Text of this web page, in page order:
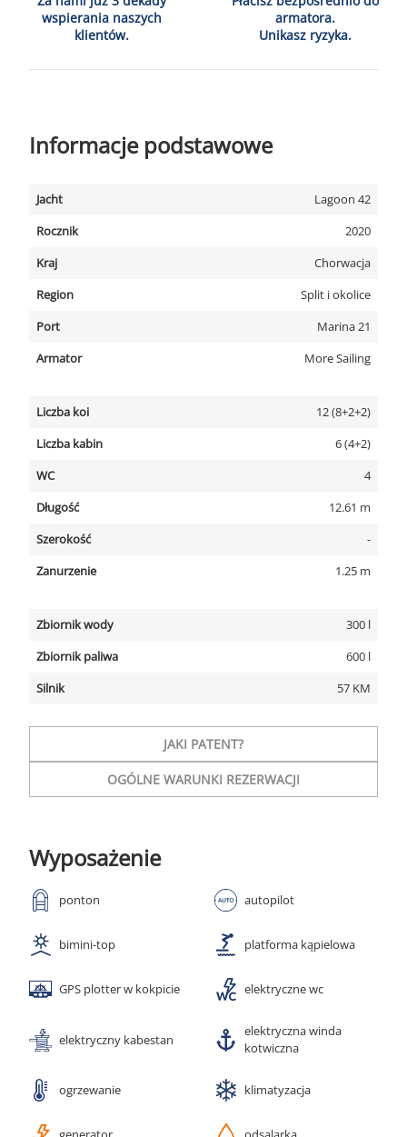
wspierania naszych
klientów.
armatora.
Unikasz ryzyka.
Informacje podstawowe
Jacht
Lagoon 42
Rocznik
2020
Kraj
Chorwacja
Region
Split i okolice
Port
Marina 21
Armator
More Sailing
Liczba koi
12 (8+2+2)
Liczba kabin
6 (4+2)
WC
4
Długość
12.61 m
Szerokość
-
Zanurzenie
1.25 m
Zbiornik wody
300 l
Zbiornik paliwa
600 l
Silnik
57 KM
JAKI PATENT?
OGÓLNE WARUNKI REZERWACJI
Wyposażenie
ponton autopilot
bimini-top platforma kąpielowa
GPS plotter w kokpicie elektryczne wc
elektryczny kabestan
elektryczna winda
kotwiczna
ogrzewanie klimatyzacja